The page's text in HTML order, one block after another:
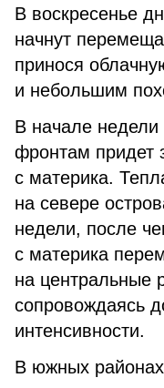
В воскресенье
начнут
принося
и небольшим
В начале
фронтам придет
с материка.
на севере
недели, после
с материка
на центральные
сопровождаясь
интенсивности.
В южных районах